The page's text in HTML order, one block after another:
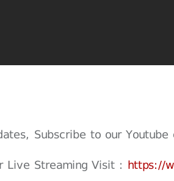
Subscribe to our
Live Streaming Visit : https://